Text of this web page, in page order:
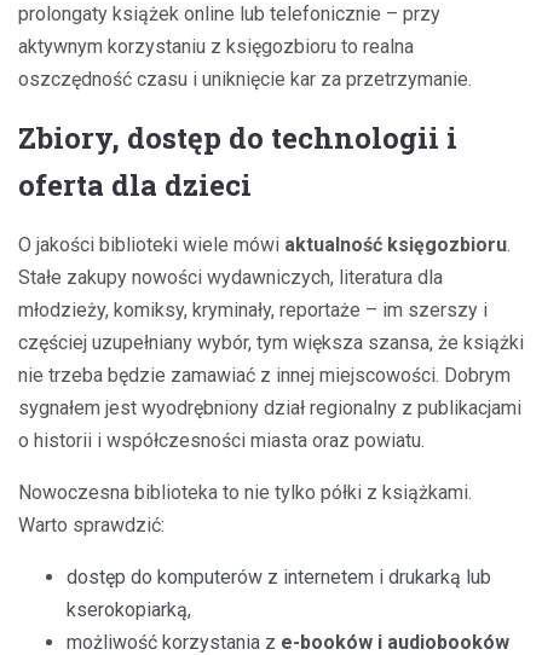
prolongaty książek online lub telefonicznie – przy
aktywnym korzystaniu z księgozbioru to realna
oszczędność czasu i uniknięcie kar za przetrzymanie.
Zbiory, dostęp do technologii i
oferta dla dzieci
O jakości biblioteki wiele mówi aktualność księgozbioru.
Stałe zakupy nowości wydawniczych, literatura dla
młodzieży, komiksy, kryminały, reportaże – im szerszy i
częściej uzupełniany wybór, tym większa szansa, że książki
nie trzeba będzie zamawiać z innej miejscowości. Dobrym
sygnałem jest wyodrębniony dział regionalny z publikacjami
o historii i współczesności miasta oraz powiatu.
Nowoczesna biblioteka to nie tylko półki z książkami.
Warto sprawdzić:
dostęp do komputerów z internetem i drukarką lub
kserokopiarką,
możliwość korzystania z e-booków i audiobooków